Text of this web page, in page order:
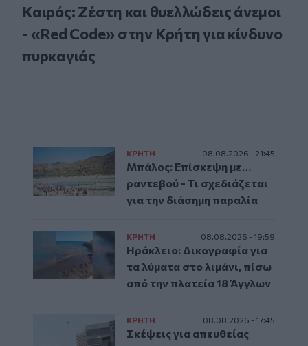
Καιρός: Ζέστη και θυελλώδεις άνεμοι
- «Red Code» στην Κρήτη για κίνδυνο
πυρκαγιάς
ΚΡΗΤΗ 08.08.2026 - 21:45
Μπάλος: Επίσκεψη με…
ραντεβού - Τι σχεδιάζεται
για την διάσημη παραλία
ΚΡΗΤΗ 08.08.2026 - 19:59
Ηράκλειο: Δικογραφία για
τα λύματα στο λιμάνι, πίσω
από την πλατεία 18 Άγγλων
ΚΡΗΤΗ 08.08.2026 - 17:45
Σκέψεις για απευθείας